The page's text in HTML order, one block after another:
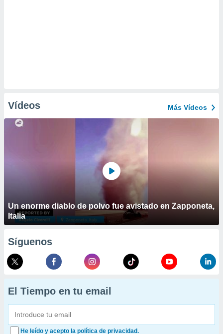
Vídeos Más Vídeos
Un enorme diablo de polvo fue avistado en Zapponeta,
Italia
Síguenos
El Tiempo en tu email
He leído y acepto la política de privacidad.